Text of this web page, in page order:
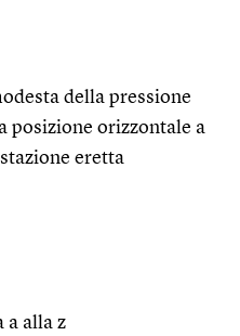
della pressione
posizione orizzontale a
eretta
a alla z